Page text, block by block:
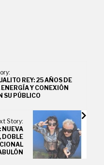
REY: 25 AÑOS DE
ENERGÍA Y CONEXIÓN
SU PÚBLICO
Story:
NUEVA
DOBLE